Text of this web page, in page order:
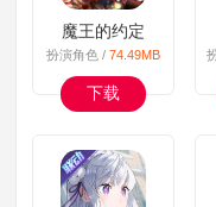
魔王的约定
扮演角色 / 74.49MB
下载